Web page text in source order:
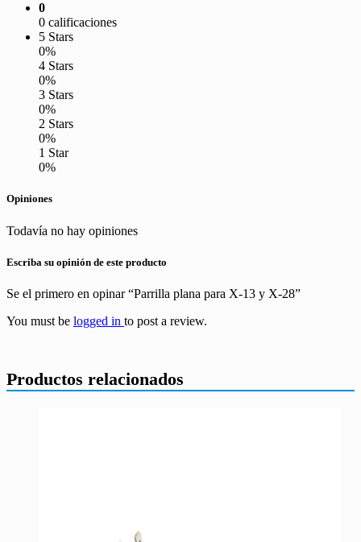
0
0 calificaciones
5 Stars
0%
4 Stars
0%
3 Stars
0%
2 Stars
0%
1 Star
0%
Opiniones
Todavía no hay opiniones
Escriba su opinión de este producto
Se el primero en opinar “Parrilla plana para X-13 y X-28”
You must be logged in to post a review.
Productos relacionados